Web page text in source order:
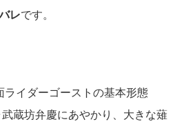
レです。
ライダーゴーストの基本形態
武蔵坊弁慶にあやかり、大きな薙